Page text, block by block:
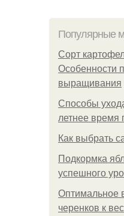
Популярные
Сорт
Особенности
выращивания
Способы
летнее время
Как выбрать
Подкормка
успешного
Оптимальное
черенков к